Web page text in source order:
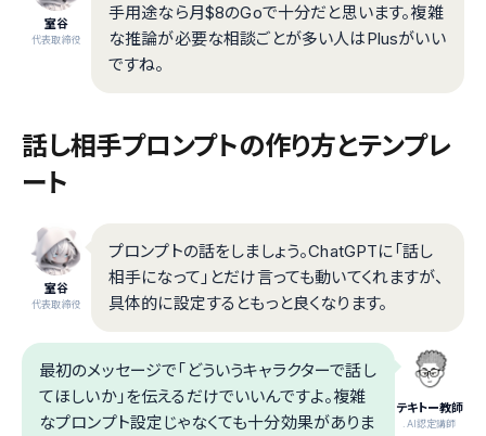
室谷
代表取締役
手用途なら月$8のGoで十分だと思います。複雑
な推論が必要な相談ごとが多い人はPlusがいい
ですね。
話し相手プロンプトの作り方とテンプレ
ート
室谷
代表取締役
プロンプトの話をしましょう。ChatGPTに「話し
相手になって」とだけ言っても動いてくれますが、
具体的に設定するともっと良くなります。
テキトー教師
.AI認定講師
最初のメッセージで「どういうキャラクターで話し
てほしいか」を伝えるだけでいいんですよ。複雑
なプロンプト設定じゃなくても十分効果がありま